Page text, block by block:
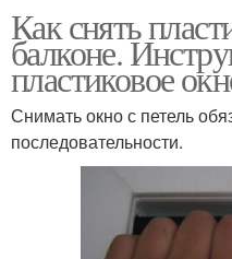
Как снять
балконе.
пластиковое
Снимать окно с петель
последовательности.